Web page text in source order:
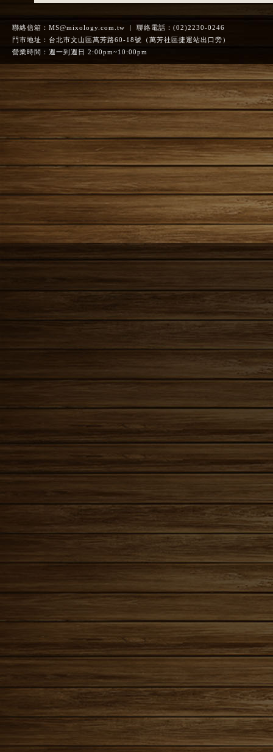
聯絡信箱： MS@mixology.com.tw | 聯絡電話：(02)2230-0246
門市地址：台北市文山區萬芳路60-18號（萬芳社區捷運站出口旁）
營業時間：週一到週日 2:00pm~10:00pm